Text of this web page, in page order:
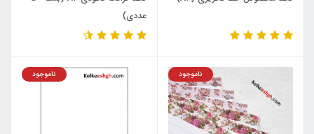
عددی)
ناموجود ناموجود